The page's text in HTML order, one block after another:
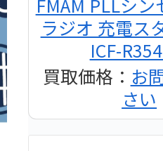
ラジオ 充電ス
ICF-
買取価格： お
さい